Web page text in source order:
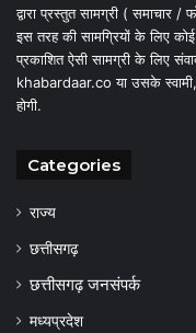
द्वारा प्रस्तुत सामग्री ( समाचार
इस तरह की सामग्रियों के लिए
प्रकाशित ऐसी सामग्री के लिए
khabardaar.co या उसके
होगी.
Categories
राज्य
छत्तीसगढ़
छत्तीसगढ़ जनसंपर्क
मध्यप्रदेश